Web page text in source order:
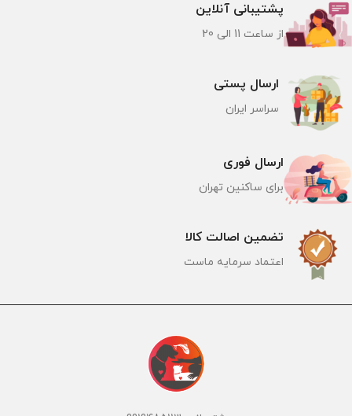
تضمین اصالت کالا
اعتماد سرمایه ماست
ارسال فوری
برای ساکنین تهران
ارسال پستی
سراسر ایران
پشتیبانی آنلاین
از ساعت 11 الی 20